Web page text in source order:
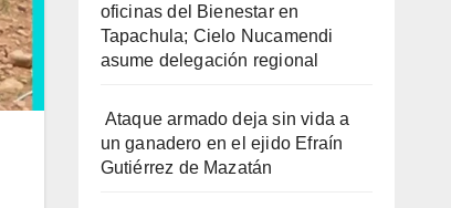
oficinas del Bienestar en
Tapachula; Cielo Nucamendi
asume delegación regional
Ataque armado deja sin vida a
un ganadero en el ejido Efraín
Gutiérrez de Mazatán